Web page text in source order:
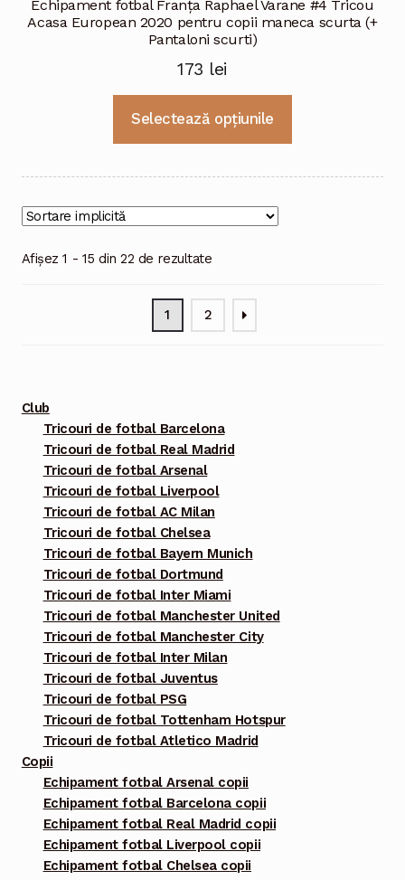
Echipament fotbal Franţa Raphael Varane #4 Tricou
Acasa European 2020 pentru copii maneca scurta (+
Pantaloni scurti)
173 lei
Selectează opțiunile
mai
Afișez 1 - 15 din 22 de rezultate
1 2
Club
Tricouri de fotbal Barcelona
Tricouri de fotbal Real Madrid
Tricouri de fotbal Arsenal
Tricouri de fotbal Liverpool
Tricouri de fotbal AC Milan
Tricouri de fotbal Chelsea
Tricouri de fotbal Bayern Munich
Tricouri de fotbal Dortmund
Tricouri de fotbal Inter Miami
Tricouri de fotbal Manchester United
Tricouri de fotbal Manchester City
Tricouri de fotbal Inter Milan
Tricouri de fotbal Juventus
Tricouri de fotbal PSG
Tricouri de fotbal Tottenham Hotspur
Tricouri de fotbal Atletico Madrid
Copii
Echipament fotbal Arsenal copii
Echipament fotbal Barcelona copii
Echipament fotbal Real Madrid copii
Echipament fotbal Liverpool copii
Echipament fotbal Chelsea copii